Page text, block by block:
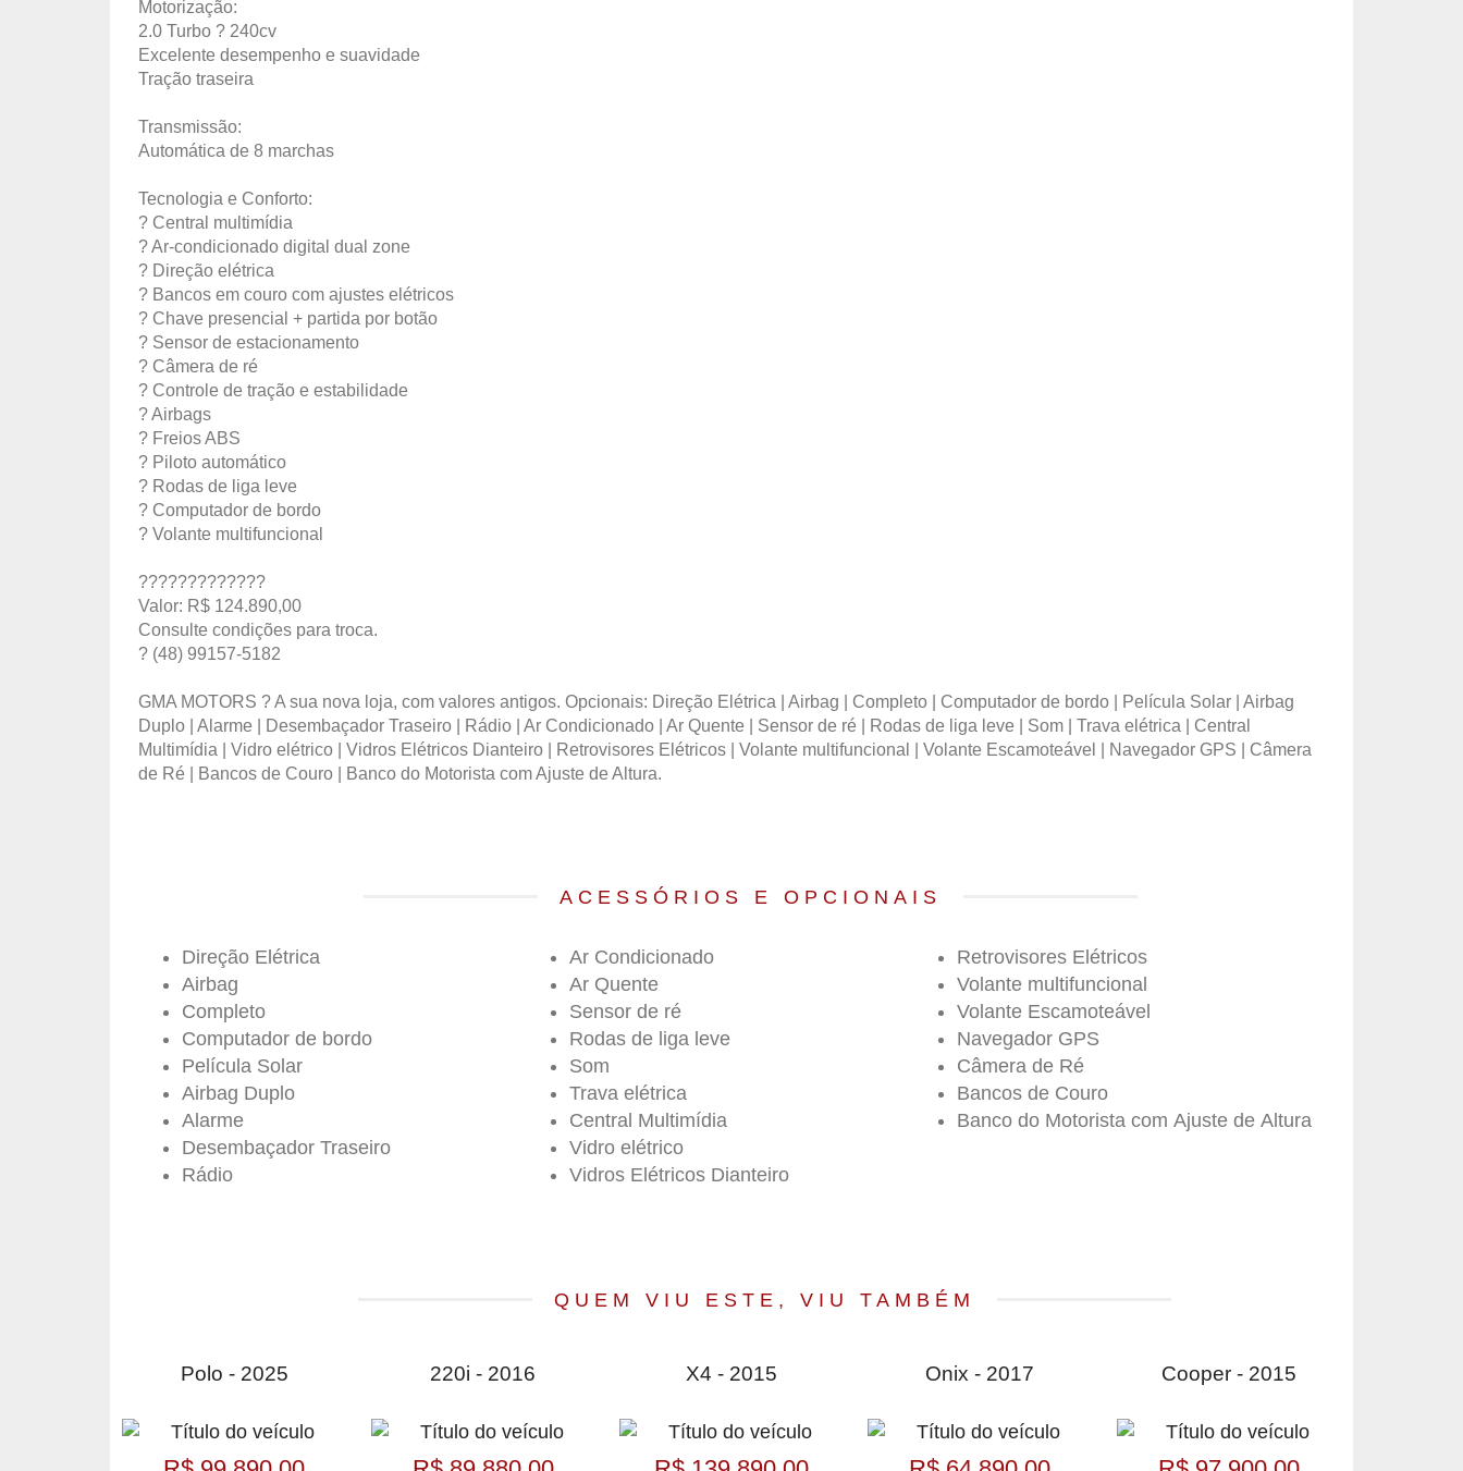
Motorização:
2.0 Turbo ? 240cv
Excelente desempenho e suavidade
Tração traseira
Transmissão:
Automática de 8 marchas
Tecnologia e Conforto:
? Central multimídia
? Ar-condicionado digital dual zone
? Direção elétrica
? Bancos em couro com ajustes elétricos
? Chave presencial + partida por botão
? Sensor de estacionamento
? Câmera de ré
? Controle de tração e estabilidade
? Airbags
? Freios ABS
? Piloto automático
? Rodas de liga leve
? Computador de bordo
? Volante multifuncional
?????????????
Valor: R$ 124.890,00
Consulte condições para troca.
? (48) 99157-5182
GMA MOTORS ? A sua nova loja, com valores antigos. Opcionais: Direção Elétrica | Airbag | Completo | Computador de bordo | Película Solar | Airbag
Duplo | Alarme | Desembaçador Traseiro | Rádio | Ar Condicionado | Ar Quente | Sensor de ré | Rodas de liga leve | Som | Trava elétrica | Central
Multimídia | Vidro elétrico | Vidros Elétricos Dianteiro | Retrovisores Elétricos | Volante multifuncional | Volante Escamoteável | Navegador GPS | Câmera
de Ré | Bancos de Couro | Banco do Motorista com Ajuste de Altura.
ACESSÓRIOS E OPCIONAIS
Direção Elétrica
Airbag
Completo
Computador de bordo
Película Solar
Airbag Duplo
Alarme
Desembaçador Traseiro
Rádio
Ar Condicionado
Ar Quente
Sensor de ré
Rodas de liga leve
Som
Trava elétrica
Central Multimídia
Vidro elétrico
Vidros Elétricos Dianteiro
Retrovisores Elétricos
Volante multifuncional
Volante Escamoteável
Navegador GPS
Câmera de Ré
Bancos de Couro
Banco do Motorista com Ajuste de Altura
QUEM VIU ESTE, VIU TAMBÉM
Polo - 2025 220i - 2016 X4 - 2015 Onix - 2017 Cooper - 2015